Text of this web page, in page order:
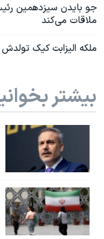
جو بایدن سیزدهمین
ملاقات می‌کند
ملکه الیزابت کیک
بیشتر